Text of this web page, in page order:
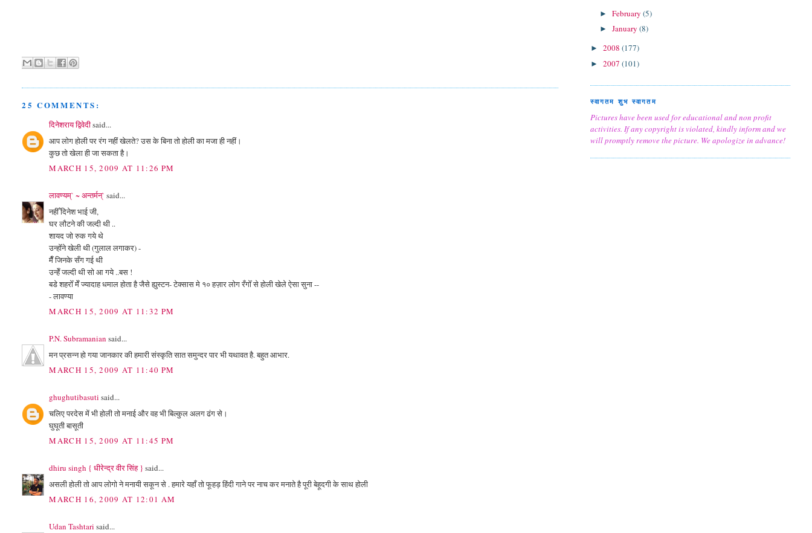
25 COMMENTS:
दिनेशराय द्विवेदीsaid...
आप लोग होली पर रंग नहीं खेलते? उस के बिना तो होली का मजा ही नहीं।
कुछ तो खेला ही जा सकता है।
MARCH 15, 2009 AT 11:26 PM
लावण्यम्` ~ अन्तर्मन्` said...
नहीँ दिनेश भाई जी,
घर लौटने की जल्दी थी ..
शायद जो रुक गये थे
उन्होँने खेली थी (गुलाल लगाकर) -
मैँ जिनके सँग गई थी
उन्हेँ जल्दी थी सो आ गये ..बस !
बडे शहरोँ मेँ ज्यादाह धमाल होता है जैसे ह्युस्टन- टेक्सास मे १० हज़ार लोग रँगोँ से होली खेले ऐसा सुना --
- लावण्या
MARCH 15, 2009 AT 11:32 PM
P.N. Subramanian said...
मन प्रसन्न हो गया जानकार की हमारी संस्कृति सात समुन्दर पार भी यथावत है. बहुत आभार.
MARCH 15, 2009 AT 11:40 PM
ghughutibasuti said...
चलिए परदेस में भी होली तो मनाई और वह भी बिल्कुल अलग ढंग से।
घुघूती बासूती
MARCH 15, 2009 AT 11:45 PM
dhiru singh { धीरेन्द्र वीर सिंह } said...
असली होली तो आप लोगो ने मनायी सकून से . हमारे यहाँ तो फूहड़ हिंदी गाने पर नाच कर मनाते है पूरी बेहूदगी के साथ होली
MARCH 16, 2009 AT 12:01 AM
Udan Tashtari said...
►February(5)
►January(8)
► 2008 (177)
► 2007 (101)
स्वागतम शुभ स्वागतम
Pictures have been used for educational and non profit
activities. If any copyright is violated, kindly inform and we
will promptly remove the picture. We apologize in advance!